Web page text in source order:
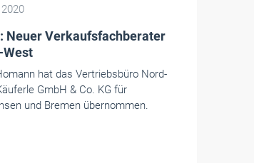
Neuer Verkaufsfachberater
hat das Vertriebsbüro Nord-
GmbH & Co. KG für
und Bremen übernommen.